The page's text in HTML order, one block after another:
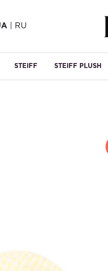
RU
STEIFF STEIFF PLUSH